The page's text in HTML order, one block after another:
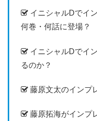
イニシャルDでイ
何巻・何話に登場？
イニシャルDでイ
るのか？
藤原文太のインプ
藤原拓海がインプ